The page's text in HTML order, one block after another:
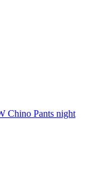
Chino Pants night